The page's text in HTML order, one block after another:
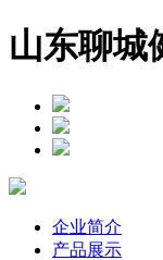
山东聊城
企业简介
产品展示